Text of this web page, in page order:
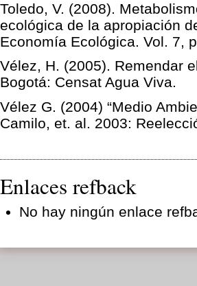
Toledo, V. (2008).
ecológica de la apropiación
Economía Ecológica. Vol. 7,
Vélez, H. (2005). Remendar
Bogotá: Censat Agua Viva.
Vélez G. (2004) “Medio
Camilo, et. al. 2003:
Enlaces refback
No hay ningún enlace